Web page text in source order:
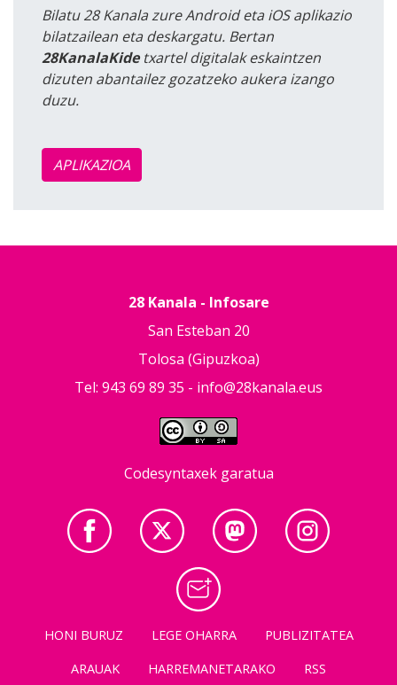
Bilatu 28 Kanala zure Android eta iOS aplikazio
bilatzailean eta deskargatu. Bertan
28KanalaKidetxartel digitalak eskaintzen
dizuten abantailez gozatzeko aukera izango
duzu.
APLIKAZIOA
28 Kanala - Infosare
San Esteban 20
Tolosa (Gipuzkoa)
Tel: 943 69 89 35 - info@28kanala.eus
Codesyntaxek garatua
HONI BURUZ LEGE OHARRA
PUBLIZITATEA
ARAUAK
HARREMANETARAKO RSS